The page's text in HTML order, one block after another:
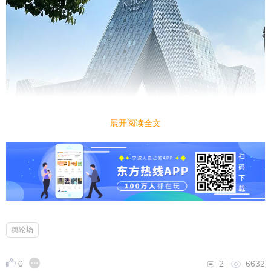
最近，
启幕：
展开阅读全文
舆论场
0 6632
2